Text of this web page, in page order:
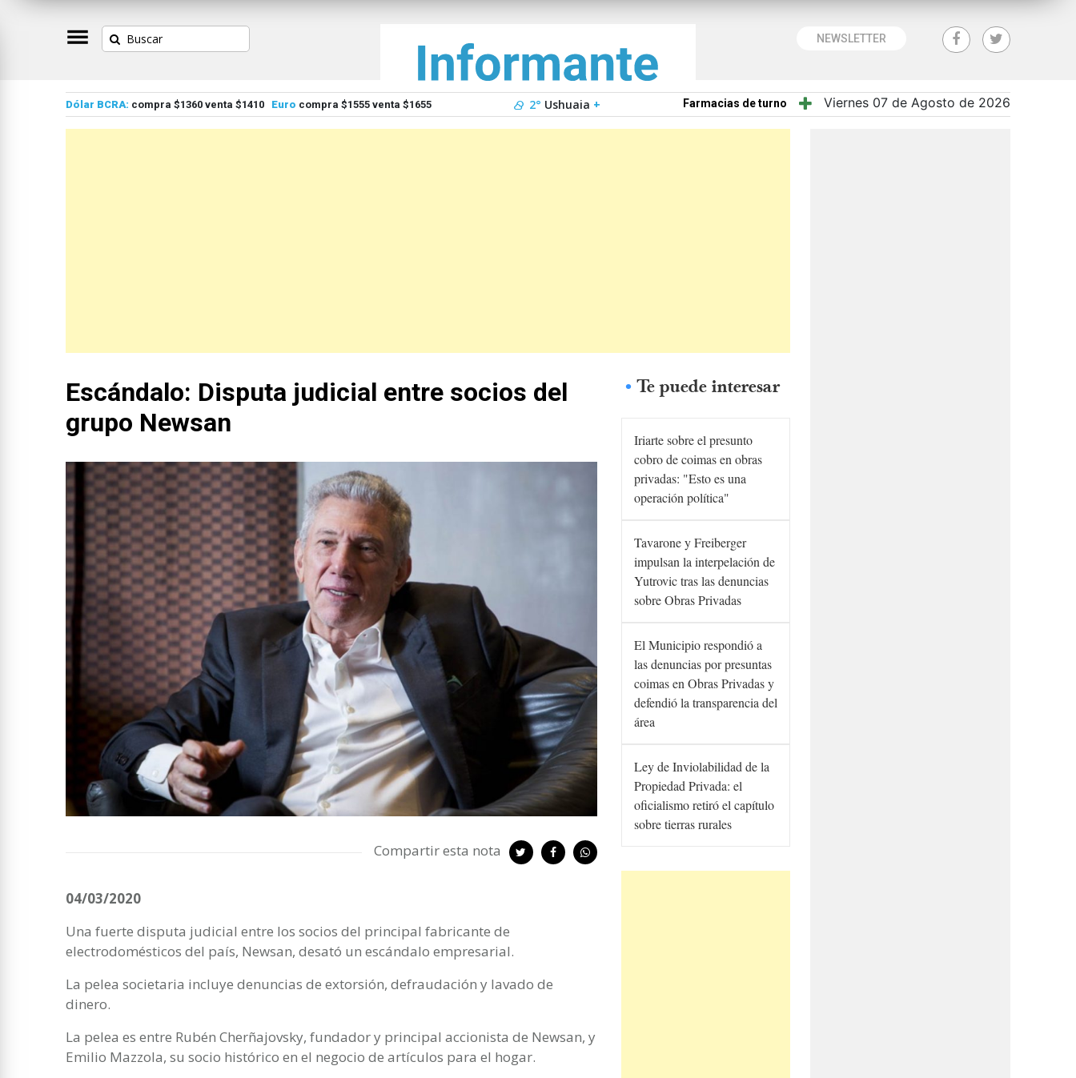
NEWSLETTER
Dólar BCRA: compra $1360 venta $1410 Euro compra $1555 venta $1655 2° Ushuaia + Farmacias de turno Viernes 07 de Agosto de 2026
Escándalo: Disputa judicial entre socios del
grupo Newsan
Compartir esta nota
04/03/2020
Una fuerte disputa judicial entre los socios del principal fabricante de
electrodomésticos del país, Newsan, desató un escándalo empresarial.
La pelea societaria incluye denuncias de extorsión, defraudación y lavado de
dinero.
La pelea es entre Rubén Cherñajovsky, fundador y principal accionista de Newsan, y
Emilio Mazzola, su socio histórico en el negocio de artículos para el hogar.
Te puede interesar
Iriarte sobre el presunto
cobro de coimas en obras
privadas: "Esto es una
operación política"
Tavarone y Freiberger
impulsan la interpelación de
Yutrovic tras las denuncias
sobre Obras Privadas
El Municipio respondió a
las denuncias por presuntas
coimas en Obras Privadas y
defendió la transparencia del
área
Ley de Inviolabilidad de la
Propiedad Privada: el
oficialismo retiró el capítulo
sobre tierras rurales